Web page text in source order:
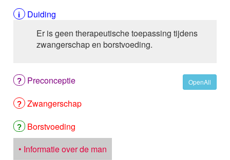
ALGELDRAAT
ALGELDRAAT / MAGNESIUM HYDROXYDE
ALGINAAT Na / BICARBONAAT Na
ALGINAAT Na / Na BICARBONAAT / CALCIUM
ALGINEZUUR
ALGLUCOSIDASE alfa
ALIROCUMAB
ALITRETINOINE
ALIZAPRIDE
ALLOPURINOL
ALMOTRIPTAN
ALOGLIPTINE benzoaat
Duiding
Er is geen therapeutische toepassing tijdens
zwangerschap en borstvoeding.
OpenAll
Preconceptie
Zwangerschap
Borstvoeding
• Informatie over de man